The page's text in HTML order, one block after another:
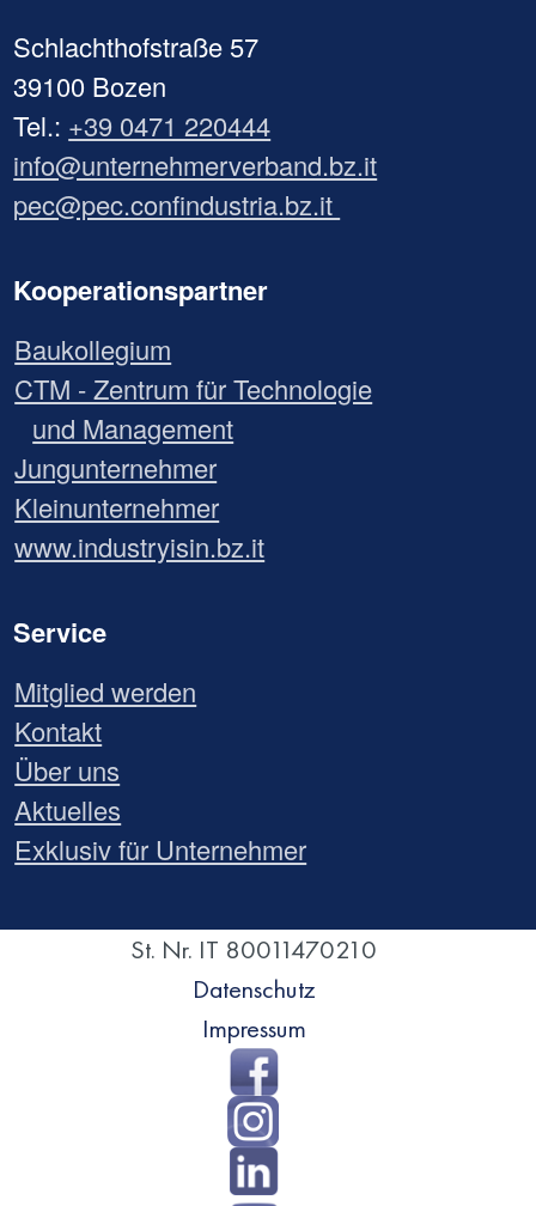
Schlachthofstraße 57
39100 Bozen
Tel.: +39 0471 220444
info@unternehmerverband.bz.it
pec@pec.confindustria.bz.it
Kooperationspartner
Baukollegium
CTM - Zentrum für Technologie
und Management
Jungunternehmer
Kleinunternehmer
www.industryisin.bz.it
Service
Mitglied werden
Kontakt
Über uns
Aktuelles
Exklusiv für Unternehmer
St. Nr. IT 80011470210
Datenschutz
Impressum